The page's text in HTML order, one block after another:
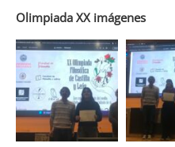
Olimpiada XX imágenes